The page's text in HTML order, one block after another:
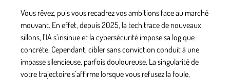
Vous rêvez, puis vous recadrez vos ambitions face au marché
mouvant. En effet, depuis 2025, la tech trace de nouveaux
sillons, l’IA s’insinue et la cybersécurité impose sa logique
concrète. Cependant, cibler sans conviction conduit à une
impasse silencieuse, parfois douloureuse. La singularité de
votre trajectoire s’affirme lorsque vous refusez la foule,